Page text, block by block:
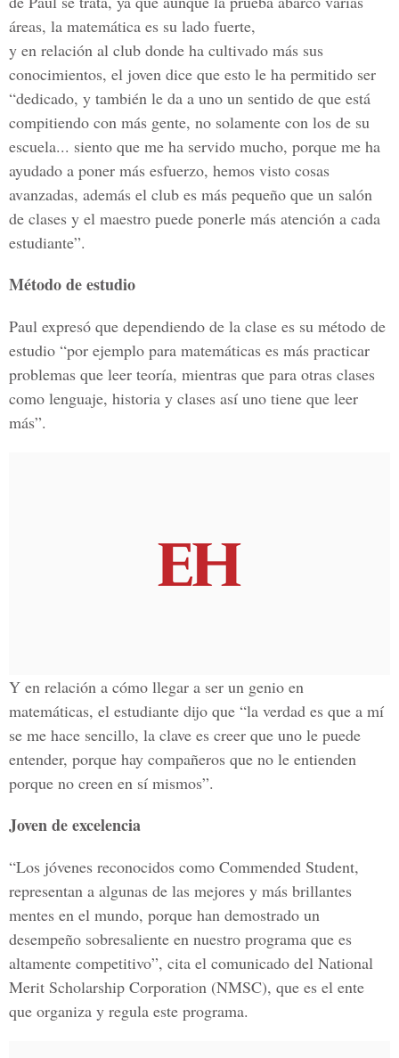
áreas, la matemática es su lado fuerte,
y en relación al club donde ha cultivado más sus
conocimientos, el joven dice que esto le ha permitido ser
“dedicado, y también le da a uno un sentido de que está
compitiendo con más gente, no solamente con los de su
escuela... siento que me ha servido mucho, porque me ha
ayudado a poner más esfuerzo, hemos visto cosas
avanzadas, además el club es más pequeño que un salón
de clases y el maestro puede ponerle más atención a cada
estudiante”.
Método de estudio
Paul expresó que dependiendo de la clase es su método de
estudio “por ejemplo para matemáticas es más practicar
problemas que leer teoría, mientras que para otras clases
como lenguaje, historia y clases así uno tiene que leer
más”.
Y en relación a cómo llegar a ser un genio en
matemáticas, el estudiante dijo que “la verdad es que a mí
se me hace sencillo, la clave es creer que uno le puede
entender, porque hay compañeros que no le entienden
porque no creen en sí mismos”.
Joven de excelencia
“Los jóvenes reconocidos como Commended Student,
representan a algunas de las mejores y más brillantes
mentes en el mundo, porque han demostrado un
desempeño sobresaliente en nuestro programa que es
altamente competitivo”, cita el comunicado del National
Merit Scholarship Corporation (NMSC), que es el ente
que organiza y regula este programa.